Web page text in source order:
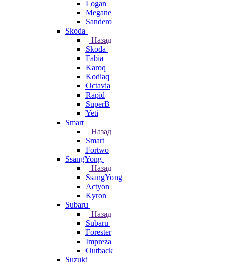
Logan
Megane
Sandero
Skoda
Назад
Skoda
Fabia
Karoq
Kodiaq
Octavia
Rapid
SuperB
Yeti
Smart
Назад
Smart
Fortwo
SsangYong
Назад
SsangYong
Actyon
Kyron
Subaru
Назад
Subaru
Forester
Impreza
Outback
Suzuki